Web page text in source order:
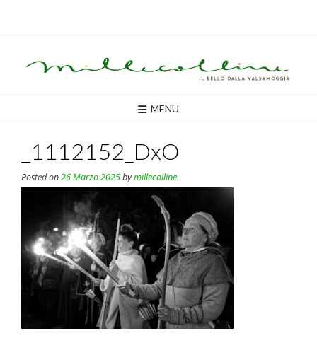
MENU
_1112152_DxO
Posted on26 Marzo 2025bymillecolline